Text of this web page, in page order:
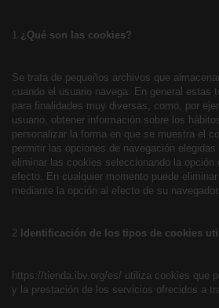
1 ¿Qué son las cookies?
Se trata de pequeños archivos que
cuando el usuario navega. En general estas
para finalidades muy diversas, como, por
usuario, obtener información sobre los
personalizar la forma en que se muestra el
permitir las opciones de navegación
eliminar las cookies seleccionando la opción
efecto. En cualquier momento puede
mediante la opción al efecto de su navegador.
2 Identificación de los tipos de cookies
https://tienda.ibv.org/es/ utiliza cookies que
y la prestación de los servicios ofrecidos a